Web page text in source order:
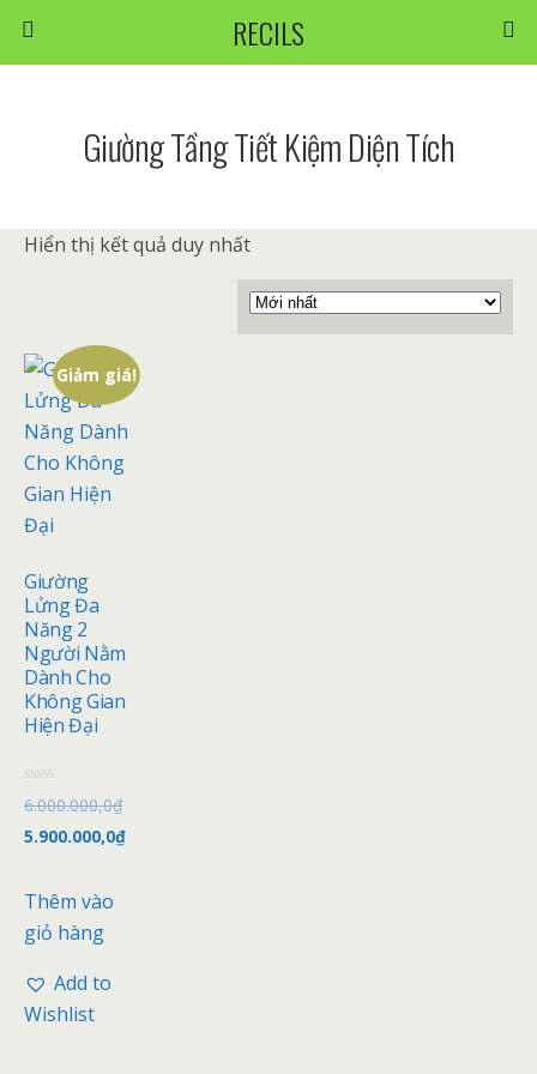
RECILS
Giường Tầng Tiết Kiệm Diện Tích
Hiển thị kết quả duy nhất
Giảm giá!
Giường
Lửng Đa
Năng 2
Người Nằm
Dành Cho
Không Gian
Hiện Đại
Đ
ư
ợ
c
p
h
n
5
a
6.000.000,0₫
5.900.000,0₫
Thêm vào
giỏ hàng
Add to
Wishlist